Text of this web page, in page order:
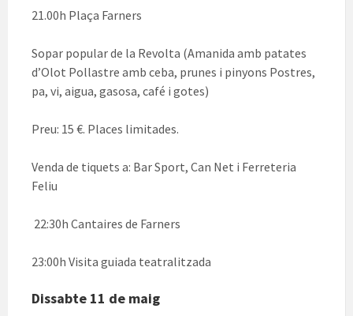
21.00h Plaça Farners
Sopar popular de la Revolta (Amanida amb patates
d’Olot Pollastre amb ceba, prunes i pinyons Postres,
pa, vi, aigua, gasosa, café i gotes)
Preu: 15 €. Places limitades.
Venda de tiquets a: Bar Sport, Can Net i Ferreteria
Feliu
22:30h Cantaires de Farners
23:00h Visita guiada teatralitzada
Dissabte 11 de maig